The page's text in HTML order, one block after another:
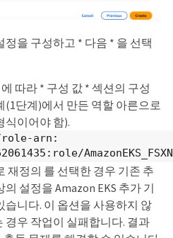
정을 구성하고 * 다음 * 을 선택
따라 * 구성 값 * 섹션의 구성
(1단계)에서 만든 역할 아른으로
식이어야 함).
role-arn:
재정의 를 선택한 경우 기존 추
설정을 Amazon EKS 추가 기
습니다. 이 옵션을 사용하지 않
경우 작업이 실패합니다. 결과